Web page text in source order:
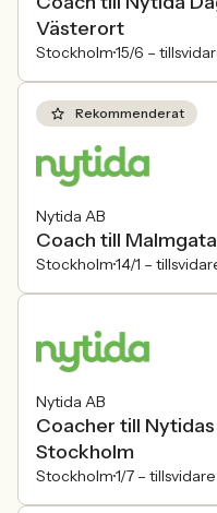
Västerort
Stockholm15/6 –
Rekommenderat
Nytida AB
Coach till
Stockholm14/1 –
Nytida AB
Coacher till
Stockholm
Stockholm1/7 – tillsvidare